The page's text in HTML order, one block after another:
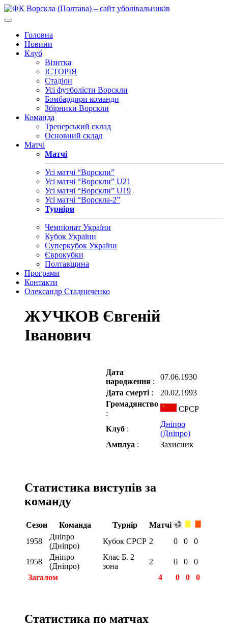
Головна
Новини
Клуб
Візитка
ІСТОРІЯ
Стадіон
Усі футболісти Ворскли
Бомбардири команди
Збірники Ворскли
Команда
Тренерський склад
Основний склад
Матчі
Матчі
Усі матчі “Ворскли”
Усі матчі “Ворскли” U21
Усі матчі “Ворскли” U19
Усі матчі “Ворскла-2”
Турніри
Чемпіонат України
Кубок України
Суперкубок України
Єврокубки
Полтавщина
Програми
Контакти
Олександр Стадниченко
ЖУЧКОВ Євгеній
Іванович
Дата
народження :
07.06.1930
Дата смерті :
20.02.1993
Громадянство
:
СРСР
Клуб :
Дніпро
(Дніпро)
Амплуа : Захисник
Статистика виступів за
команду
Сезон Команда Турнір
Матчі
1958
Дніпро
(Дніпро)
Кубок СРСР 2 0 0 0
1958
Дніпро
(Дніпро)
Клас Б. 2
зона
2 0 0
0
Загалом
4 0 0 0
Статистика по матчах